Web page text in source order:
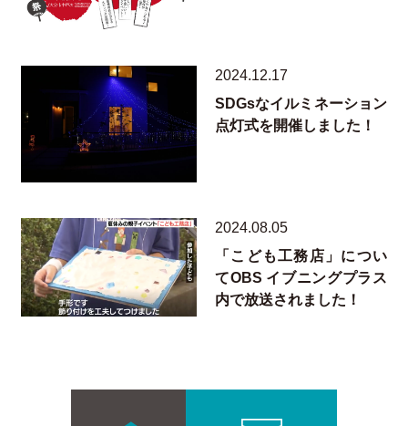
2024.12.17
SDGsなイルミネーション
点灯式を開催しました！
2024.08.05
「こども工務店」につい
てOBS イブニングプラス
内で放送されました！